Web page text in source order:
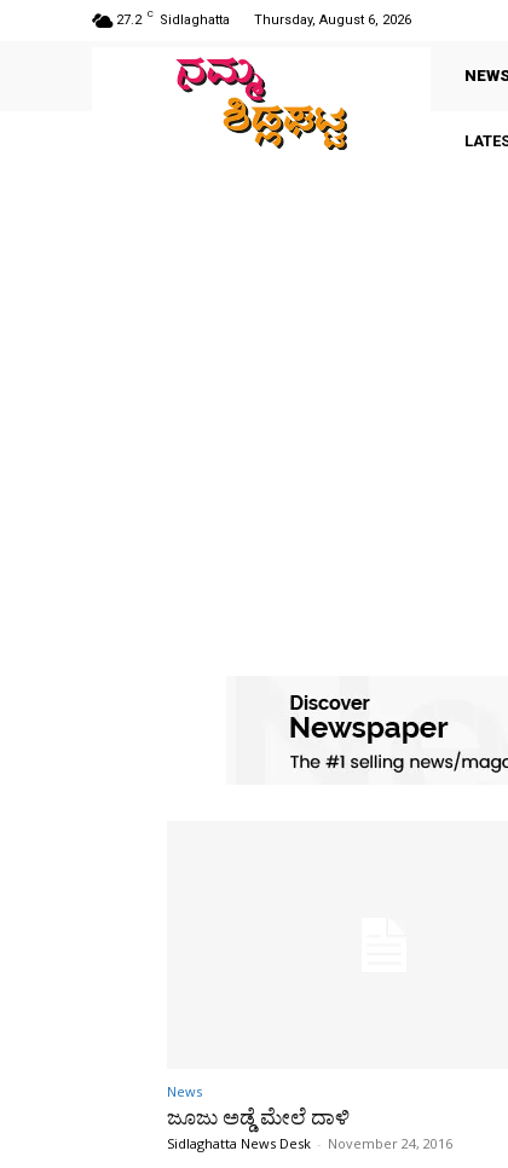
27.2 C Sidlaghatta Thursday, August 6, 2026
News
ಜೂಜು ಅಡ್ಡೆ ಮೇಲೆ ದಾಳಿ
Sidlaghatta News Desk - November 24, 2016